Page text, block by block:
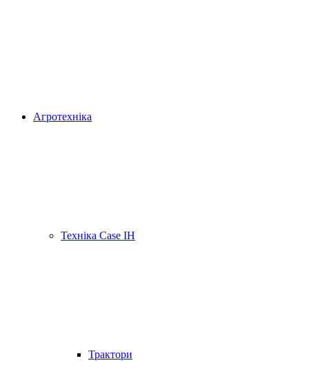
Агротехніка
Техніка Case IH
Трактори